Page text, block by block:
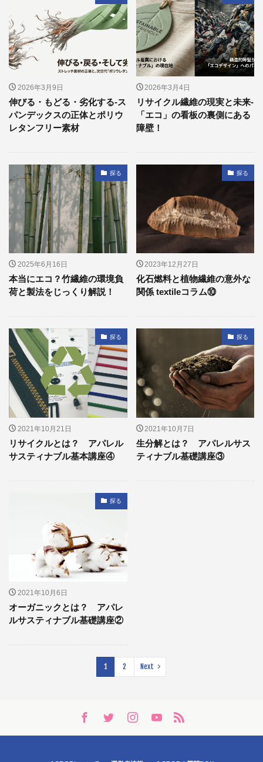
2026年3月9日
伸びる・もどる・劣化する‐ス
パンデックスの正体とポリウ
レタンフリー素材
2026年3月4日
リサイクル繊維の現実と未来-
「エコ」の看板の裏側にある
障壁！
探る
2025年6月16日
本当にエコ？竹繊維の環境負
荷と製法をじっくり解説！
探る
2023年12月27日
化石燃料と植物繊維の意外な
関係 textileコラム⑩
探る
2021年10月21日
リサイクルとは？ アパレル
サスティナブル基本講座④
探る
2021年10月7日
生分解とは？ アパレルサス
ティナブル基礎講座③
探る
2021年10月6日
オーガニックとは？ アパレ
ルサスティナブル基礎講座②
1 2 Next